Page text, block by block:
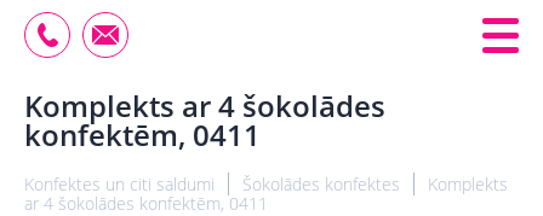
Komplekts ar 4 šokolādes
konfektēm, 0411
Konfektes un citi saldumi Šokolādes konfektes
Komplekts
ar 4 šokolādes konfektēm, 0411